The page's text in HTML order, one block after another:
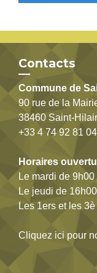
Contacts
Commune de
90 rue de la
38460 Saint-
+33 4 74 92 81 04
Horaires
Le mardi de
Le jeudi de
Les 1ers et les
Cliquez ici pour